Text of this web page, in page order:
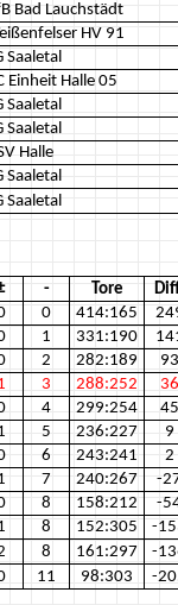
Bad Lauchstädt
HV 91
Saaletal
Einheit Halle 05
Saaletal
Saaletal
Halle
Saaletal
Saaletal
- Tore
0 414:165
1 331:190
2 282:189
93
3 288:252
36
4 299:254
45
5 236:227
9
6 243:241
2
7 240:267
-
8 158:212
-
8 152:305
-
8 161:297
-
11 98:303 -